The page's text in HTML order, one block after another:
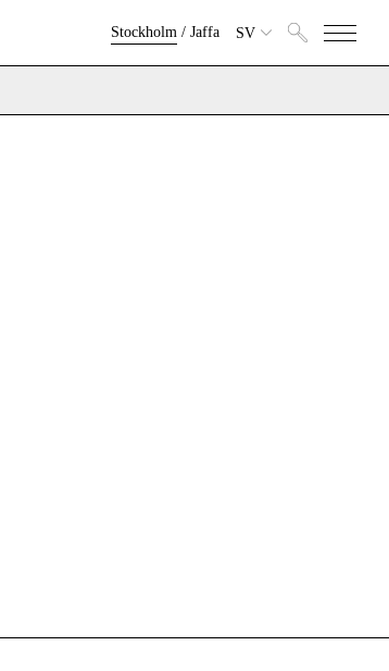
Stockholm/ Jaffa SV